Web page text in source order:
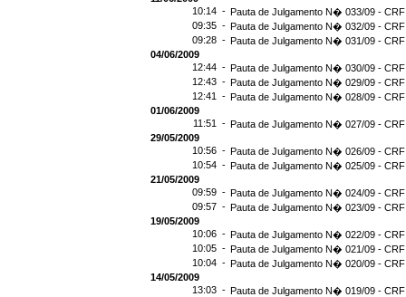
10:14 - Pauta de Julgamento N� 033/09 -
09:35 - Pauta de Julgamento N� 032/09 -
09:28 - Pauta de Julgamento N� 031/09 -
04/06/2009
12:44 - Pauta de Julgamento N� 030/09 -
12:43 - Pauta de Julgamento N� 029/09 -
12:41 - Pauta de Julgamento N� 028/09 -
01/06/2009
11:51 - Pauta de Julgamento N� 027/09 -
29/05/2009
10:56 - Pauta de Julgamento N� 026/09 -
10:54 - Pauta de Julgamento N� 025/09 -
21/05/2009
09:59 - Pauta de Julgamento N� 024/09 -
09:57 - Pauta de Julgamento N� 023/09 -
19/05/2009
10:06 - Pauta de Julgamento N� 022/09 -
10:05 - Pauta de Julgamento N� 021/09 -
10:04 - Pauta de Julgamento N� 020/09 -
14/05/2009
13:03 - Pauta de Julgamento N� 019/09 -